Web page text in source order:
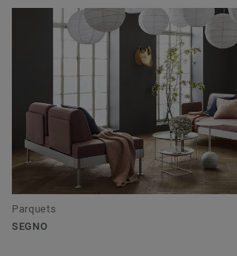
Parquets
SEGNO